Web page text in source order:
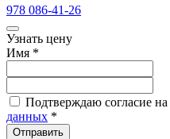
978 086-41-26
Узнать цену
Имя *
Подтверждаю согласие на
данных *
Отправить